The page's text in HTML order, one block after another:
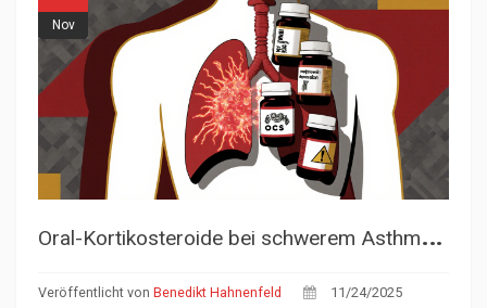
Nov
O
ral-Kortikosteroide bei schwerem Asthma: Wirksame Alternativen
Veröffentlicht von Benedikt Hahnenfeld
11/24/2025